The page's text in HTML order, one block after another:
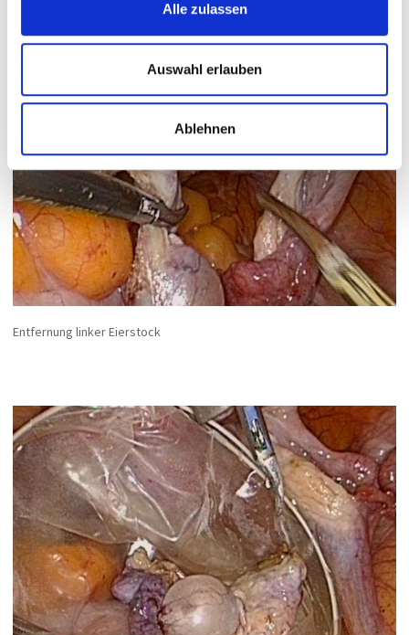
Alle zulassen
Auswahl erlauben
Ablehnen
Entfernung linker Eierstock